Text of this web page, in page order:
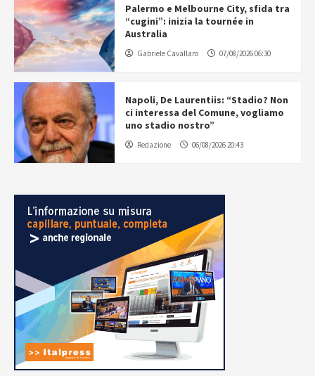
Palermo e Melbourne City, sfida tra
“cugini”: inizia la tournée in
Australia
Gabriele Cavallaro 07/08/2026 06:30
Napoli, De Laurentiis: “Stadio? Non
ci interessa del Comune, vogliamo
uno stadio nostro”
Redazione 06/08/2026 20:43